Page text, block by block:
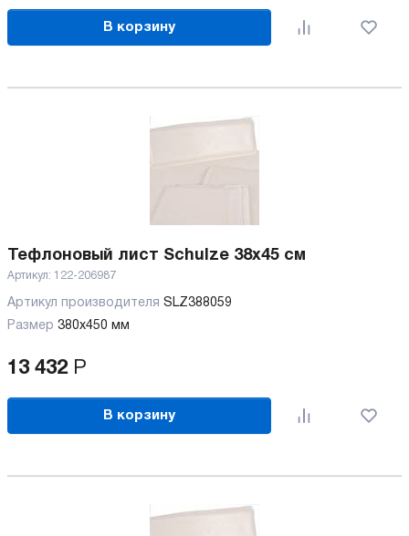
В корзину
Тефлоновый лист Schulze 38х45 см
Артикул: 122-206987
Артикул производителя SLZ388059
Размер 380х450 мм
13 432 Р
В корзину